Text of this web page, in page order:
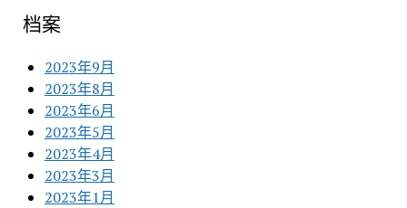
档案
2023年9月
2023年8月
2023年6月
2023年5月
2023年4月
2023年3月
2023年1月